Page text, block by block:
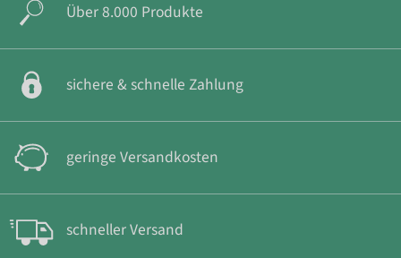
Über 8.000 Produkte
sichere & schnelle Zahlung
geringe Versandkosten
schneller Versand